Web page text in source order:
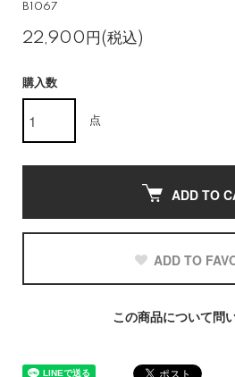
B1067
22,900円(税込)
購入数
点
ADD TO
ADD TO
この商品について問